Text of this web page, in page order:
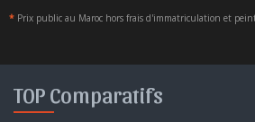
* Prix public au Maroc hors frais d'immatriculation et
TOP Comparatifs